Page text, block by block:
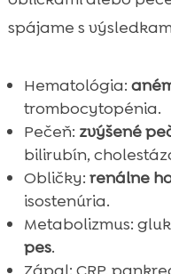
spájame s
Hematológia:
trombocytopénia.
Pečeň: zvýšené
bilirubín,
Obličky: renálne
isostenúria.
Metabolizmus:
pes.